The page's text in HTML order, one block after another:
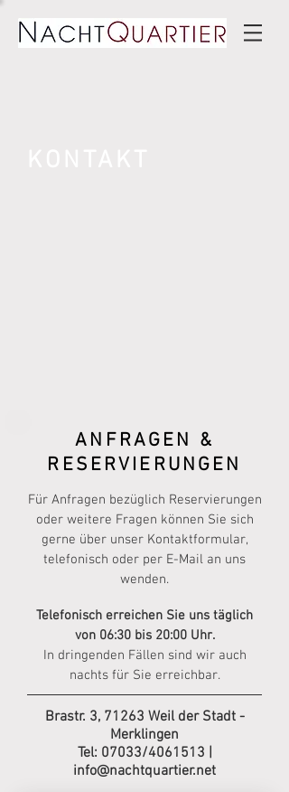
ANFRAGEN &
RESERVIERUNGEN
Für Anfragen bezüglich Reservierungen
oder weitere Fragen können Sie sich
gerne über unser Kontaktformular,
telefonisch oder per E-Mail an uns
wenden.​
Telefonisch erreichen Sie uns täglich
von 06:30 bis 20:00 Uhr.
In dringenden Fällen sind wir auch
nachts für Sie erreichbar.
Brastr. 3, 71263 Weil der Stadt -
Merklingen
Tel: 07033/4061513 |
info@nachtquartier.net